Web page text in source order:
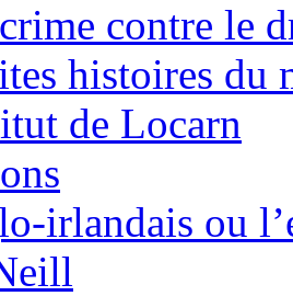
contre le
histoires du
de Locarn
irlandais ou